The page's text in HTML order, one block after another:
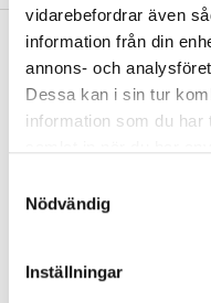
vidarebefordrar även
information från din
annons- och
Dessa kan i sin tur
information som du har
Nödvändig
Inställningar
Köp & Hämta i ditt varuhus
Andra